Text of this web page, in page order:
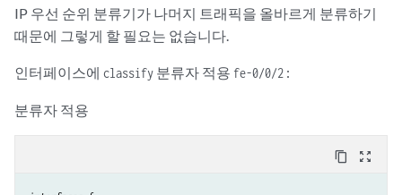
IP 우선 순위 분류기가 나머지 트래픽을 올바르게 분류하기
때문에 그렇게 할 필요는 없습니다.
인터페이스에 classify 분류자 적용 fe-0/0/2 :
분류자 적용
content_copy zoom_out_map